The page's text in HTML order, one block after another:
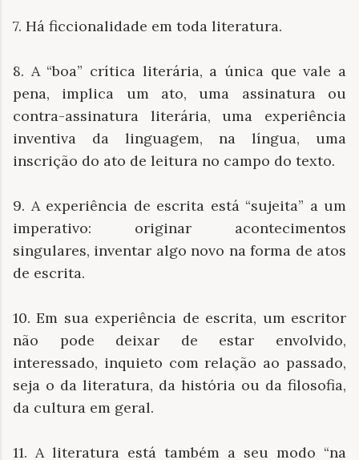
7. Há ficcionalidade em toda literatura.
8. A “boa” crítica literária, a única que vale a
pena, implica um ato, uma assinatura ou
contra-assinatura literária, uma experiência
inventiva da linguagem, na língua, uma
inscrição do ato de leitura no campo do texto.
9. A experiência de escrita está “sujeita” a um
imperativo: originar acontecimentos
singulares, inventar algo novo na forma de atos
de escrita.
10. Em sua experiência de escrita, um escritor
não pode deixar de estar envolvido,
interessado, inquieto com relação ao passado,
seja o da literatura, da história ou da filosofia,
da cultura em geral.
11. A literatura está também a seu modo “na